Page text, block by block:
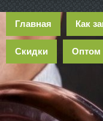
Главная Как
Скидки Оптом